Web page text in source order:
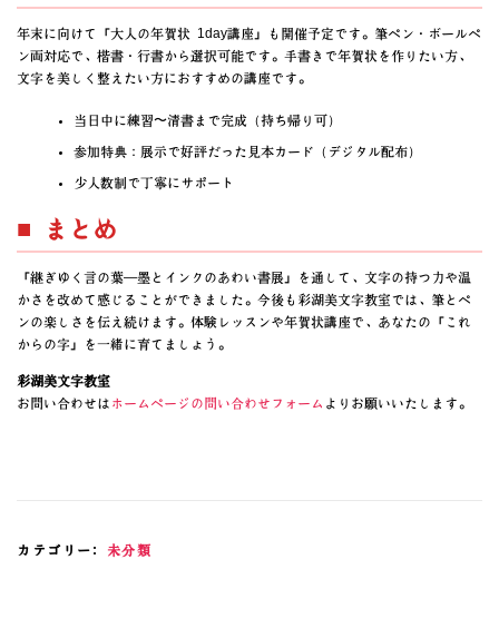
年末に向けて「大人の年賀状 1day講座」も開催予定です。筆ペン・ボールペ
ン両対応で、楷書・行書から選択可能です。手書きで年賀状を作りたい方、
文字を美しく整えたい方におすすめの講座です。
当日中に練習〜清書まで完成（持ち帰り可）
参加特典：展示で好評だった見本カード（デジタル配布）
少人数制で丁寧にサポート
■ まとめ
「継ぎゆく言の葉―墨とインクのあわい書展」を通して、文字の持つ力や温
かさを改めて感じることができました。今後も彩湖美文字教室では、筆とペ
ンの楽しさを伝え続けます。体験レッスンや年賀状講座で、あなたの「これ
からの字」を一緒に育てましょう。
彩湖美文字教室
お問い合わせは ホームページの問い合わせフォーム よりお願いいたします。
カテゴリー: 未分類